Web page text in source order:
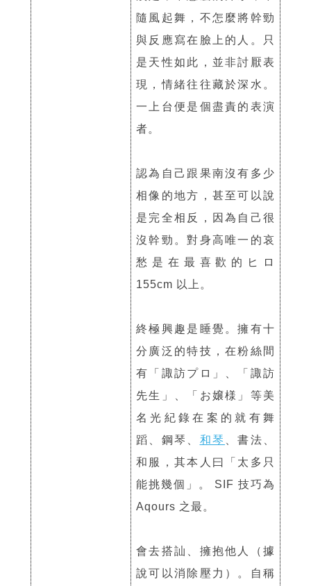
隨風起舞，不怎麼將幹勁
與反應寫在臉上的人。只
是天性如此，並非討厭表
現，情緒往往藏於深水。
一上台便是個盡責的表演
者。
認為自己跟果南沒有多少
相像的地方，甚至可以說
是完全相反，因為自己很
沒幹勁。對身高唯一的哀
愁是在最喜歡的ヒロ
155cm 以上。
終極興趣是睡覺。擁有十
分廣泛的特技，在粉絲間
有「諏訪プロ」、「諏訪
先生」、「お嬢様」等美
名光紀錄在案的就有舞
蹈、鋼琴、 和琴
、書法、
和服，其本人曰「太多只
能挑幾個」。 SIF 技巧為
Aqours 之最。
會去搭訕、擁抱他人（據
說可以消除壓力）。自稱